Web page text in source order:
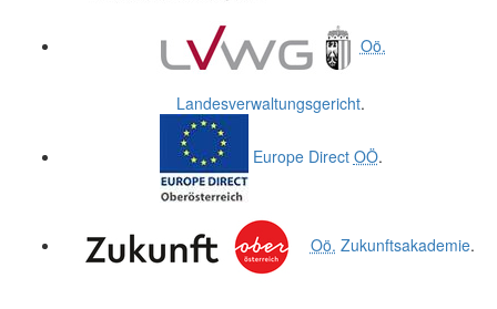
Oö.
Landesverwaltungsgericht.
Europe Direct OÖ.
Oö. Zukunftsakademie.